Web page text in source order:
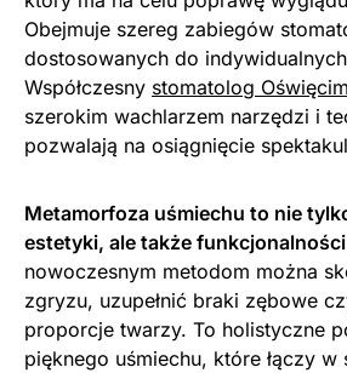
Obejmuje szereg zabiegów
dostosowanych do
Współczesny stomatolog Oświęcim
szerokim wachlarzem narzędzi i
pozwalają na osiągnięcie
Metamorfoza uśmiechu to nie
estetyki, ale także
nowoczesnym metodom można
zgryzu, uzupełnić braki zębowe
proporcje twarzy. To holistyczne
pięknego uśmiechu, które łączy w